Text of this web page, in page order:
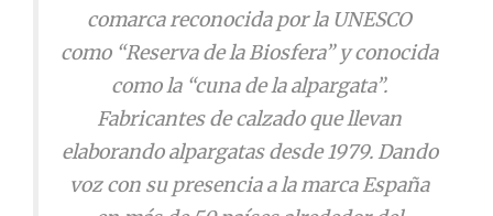
comarca reconocida por la UNESCO
como “Reserva de la Biosfera” y conocida
como la “cuna de la alpargata”.
Fabricantes de calzado que llevan
elaborando alpargatas desde 1979. Dando
voz con su presencia a la marca España